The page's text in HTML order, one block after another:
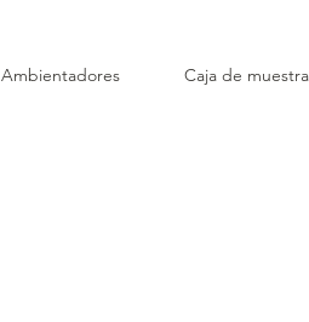
Ambientadores Caja de